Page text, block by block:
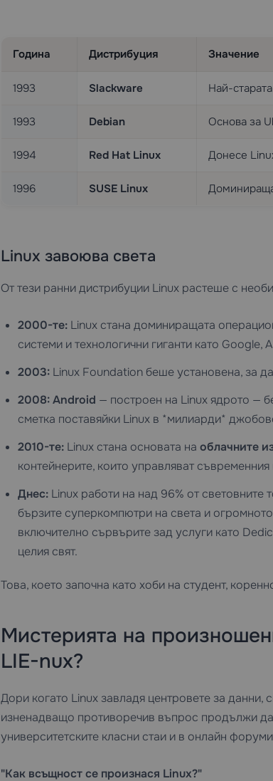
Година Дистрибуция Значение
1993 Slackware Най-
1993 Debian Основа за
1994 Red Hat Linux Донесе
1996 SUSE Linux
Linux завоюва света
От тези ранни дистрибуции Linux растеше с
2000-те:Linux стана доминиращата
системи и технологични гиганти като Google,
2003:Linux Foundation беше установена, за
2008: Android — построен на Linux ядрото —
сметка поставяйки Linux в *милиарди*
2010-те:Linux стана основата на облачните
контейнерите, които управляват съвременния
Днес:Linux работи на над 96% от
бързите суперкомпютри на света и
включително сървърите зад услуги като
целия свят.
Това, което започна като хоби на студент,
Мистерията на
LIE-nux?
Дори когато Linux завладя центровете за
изненадващо противоречив въпрос продължи
университетските класни стаи и в онлайн
"Как всъщност се произнася Linux?"